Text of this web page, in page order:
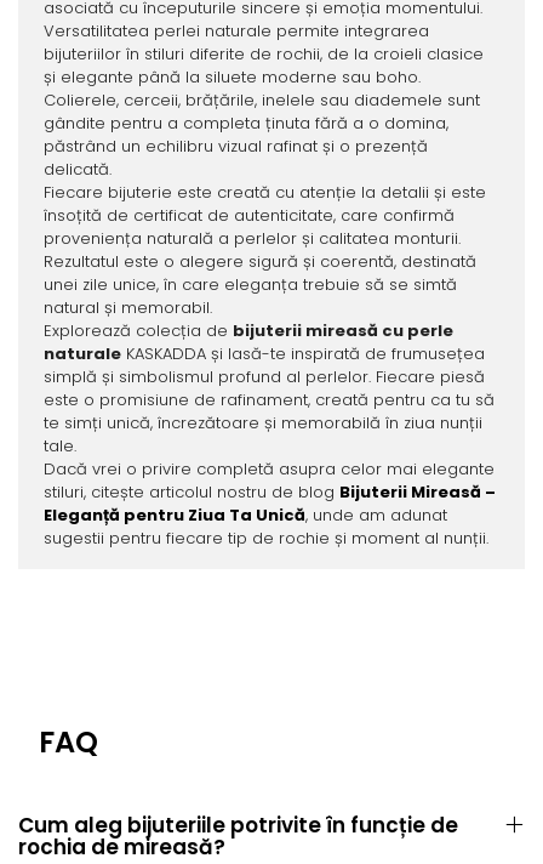
asociată cu începuturile sincere și emoția momentului.
Versatilitatea perlei naturale permite integrarea
bijuteriilor în stiluri diferite de rochii, de la croieli clasice
și elegante până la siluete moderne sau boho.
Colierele, cerceii, brățările, inelele sau diademele sunt
gândite pentru a completa ținuta fără a o domina,
păstrând un echilibru vizual rafinat și o prezență
delicată.
Fiecare bijuterie este creată cu atenție la detalii și este
însoțită de certificat de autenticitate, care confirmă
proveniența naturală a perlelor și calitatea monturii.
Rezultatul este o alegere sigură și coerentă, destinată
unei zile unice, în care eleganța trebuie să se simtă
natural și memorabil.
Explorează colecția de bijuterii mireasă cu perle
naturaleKASKADDA și lasă-te inspirată de frumusețea
simplă și simbolismul profund al perlelor. Fiecare piesă
este o promisiune de rafinament, creată pentru ca tu să
te simți unică, încrezătoare și memorabilă în ziua nunții
tale.
Dacă vrei o privire completă asupra celor mai elegante
stiluri, citește articolul nostru de blog Bijuterii Mireasă –
Eleganță pentru Ziua Ta Unică, unde am adunat
sugestii pentru fiecare tip de rochie și moment al nunții.
FAQ
Cum aleg bijuteriile potrivite în funcție de
rochia de mireasă?